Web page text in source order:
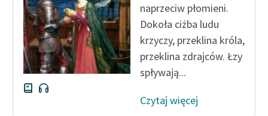
Zasady wykorzystania
Wolnych Lektur
Logotypy
Materiały promocyjne
naprzeciw płomieni.
Dokoła ciżba ludu
krzyczy, przeklina króla,
przeklina zdrajców. Łzy
spływają...
Czytaj więcej